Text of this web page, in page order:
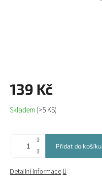
139 Kč
Měrná
cena:
Skladem (>5 KS)
Přidat do košíku
Detailní informace